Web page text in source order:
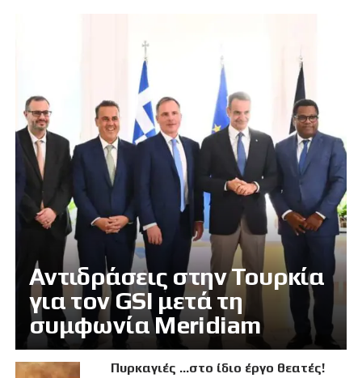
Αντιδράσεις στην Τουρκία
για τον GSI μετά τη
συμφωνία Meridiam
Πυρκαγιές …στο ίδιο έργο θεατές!